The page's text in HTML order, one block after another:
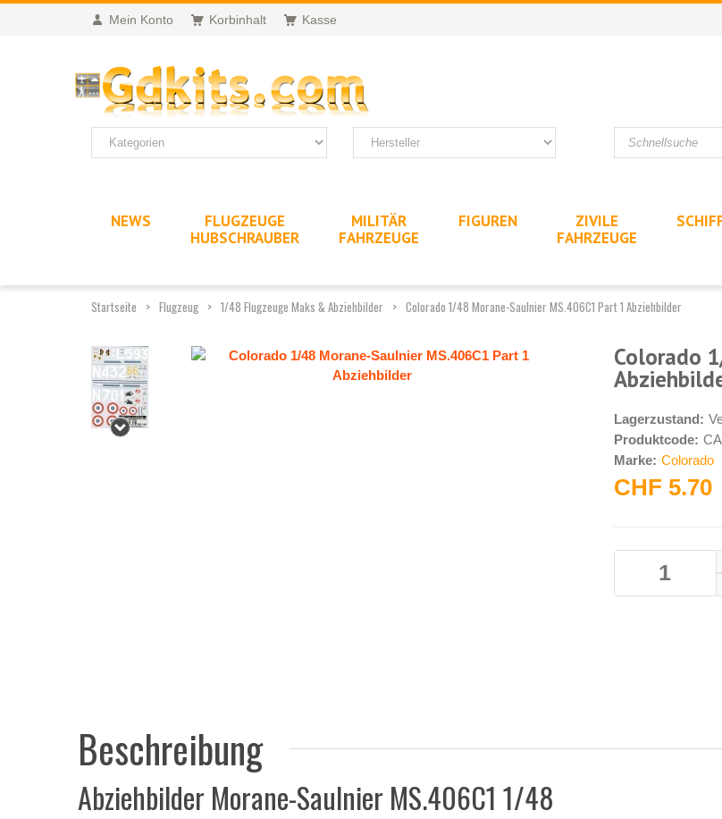
Mein Konto Korbinhalt Kasse
NEWS
FLUGZEUGE
HUBSCHRAUBER
MILITÄR
FAHRZEUGE
FIGUREN
ZIVILE
FAHRZEUGE
Startseite Flugzeug 1/48 Flugzeuge Maks & Abziehbilder Colorado 1/48 Morane-Saulnier MS.406C1 Part 1 Abziehbilder
Colorado
Lagerzustand:
Produktcode:
Marke: Colorado
CHF 5.70
Beschreibung
Abziehbilder Morane-Saulnier MS.406C1 1/48